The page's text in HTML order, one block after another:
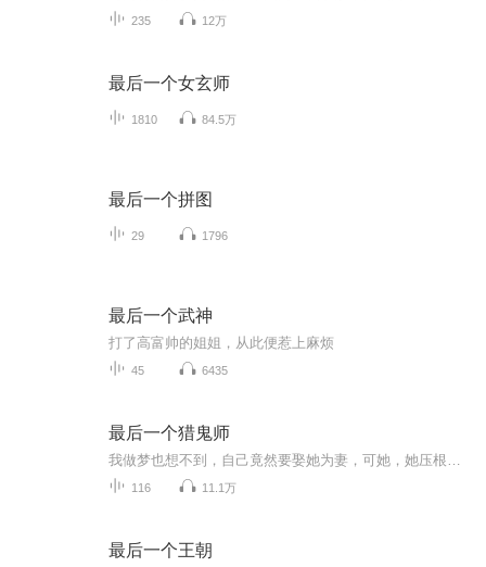
235 12万
最后一个女玄师
1810 84.5万
最后一个拼图
29 1796
最后一个武神
打了高富帅的姐姐，从此便惹上麻烦
45 6435
最后一个猎鬼师
116 11.1万
最后一个王朝